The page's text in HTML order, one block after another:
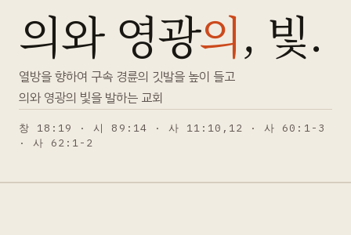
말씀영상
교회행사
처음오신분
의와 영광의, 빛.
열방을 향하여 구속 경륜의 깃발을 높이 들고
의와 영광의 빛을 발하는 교회
창 18:19 · 시 89:14 · 사 11:10,12 · 사 60:1-3
· 사 62:1-2